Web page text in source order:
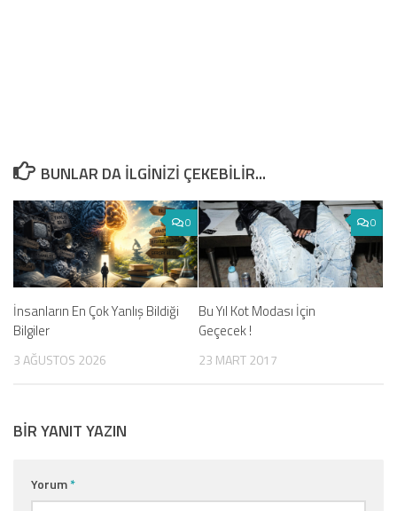
BUNLAR DA ILGINIZI ÇEKEBILIR...
0
İnsanların En Çok Yanlış Bildiği
Bilgiler
3 AĞUSTOS 2026
0
Bu Yıl Kot Modası İçin
Geçecek !
23 MART 2017
BIR YANIT YAZIN
Yorum*